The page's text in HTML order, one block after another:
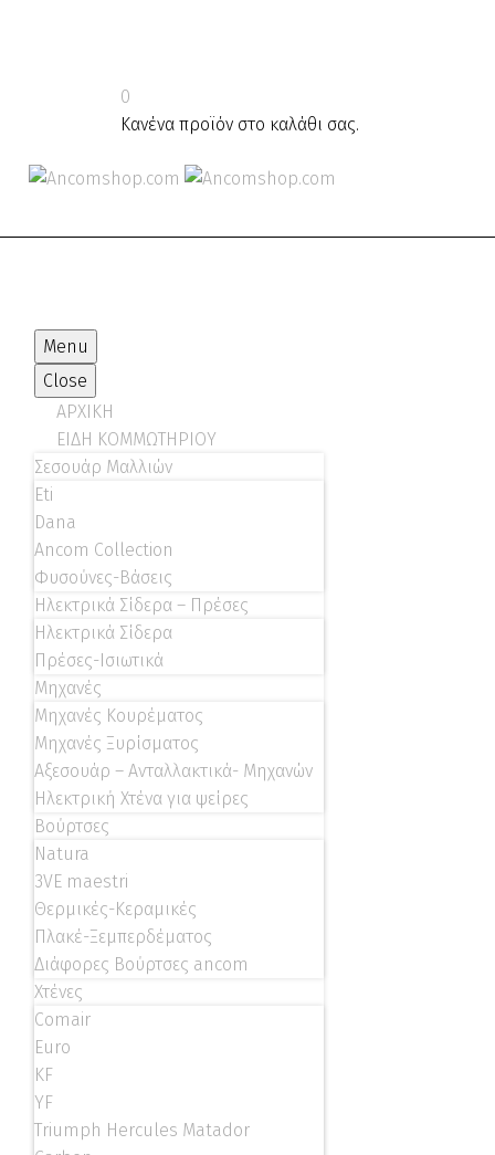
0
Κανένα προϊόν στο καλάθι σας.
Menu
Close
ΑΡΧΙΚΗ
ΕΙΔΗ ΚΟΜΜΩΤΗΡΙΟΥ
Σεσουάρ Μαλλιών
Eti
Dana
Ancom Collection
Φυσούνες-Βάσεις
Ηλεκτρικά Σίδερα – Πρέσες
Ηλεκτρικά Σίδερα
Πρέσες-Ισιωτικά
Μηχανές
Μηχανές Κουρέματος
Μηχανές Ξυρίσματος
Αξεσουάρ – Ανταλλακτικά- Μηχανών
Ηλεκτρική Χτένα για ψείρες
Βούρτσες
Natura
3VE maestri
Θερμικές-Κεραμικές
Πλακέ-Ξεμπερδέματος
Διάφορες Βούρτσες ancom
Χτένες
Comair
Euro
KF
YF
Triumph Hercules Matador